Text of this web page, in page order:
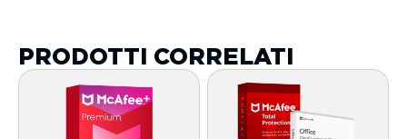
PRODOTTI CORRELATI